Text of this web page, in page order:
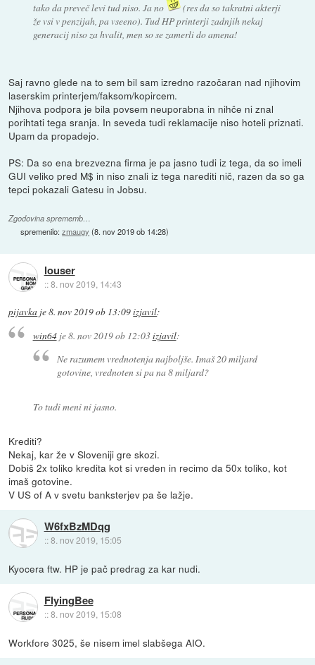
tako da preveč levi tud niso. Ja no
(res da so takratni akterji
že vsi v penzijah, pa vseeno). Tud HP printerji zadnjih nekaj
generacij niso za hvalit, men so se zamerli do amena!
Saj ravno glede na to sem bil sam izredno razočaran nad njihovim
laserskim printerjem/faksom/kopircem.
Njihova podpora je bila povsem neuporabna in nihče ni znal
porihtati tega sranja. In seveda tudi reklamacije niso hoteli priznati.
Upam da propadejo.
PS: Da so ena brezvezna firma je pa jasno tudi iz tega, da so imeli
GUI veliko pred M$ in niso znali iz tega narediti nič, razen da so ga
tepci pokazali Gatesu in Jobsu.
Zgodovina sprememb…
spremenilo:zmaugy (8. nov 2019 ob 14:28)
louser
::8. nov 2019, 14:43
pijavka je8. nov 2019 ob 13:09izjavil:
win64je8. nov 2019 ob 12:03izjavil:
Ne razumem vrednotenja najboljše. Imaš 20 miljard
gotovine, vrednoten si pa na 8 miljard?
To tudi meni ni jasno.
Krediti?
Nekaj, kar že v Sloveniji gre skozi.
Dobiš 2x toliko kredita kot si vreden in recimo da 50x toliko, kot
imaš gotovine.
V US of A v svetu banksterjev pa še lažje.
W6fxBzMDqg
::8. nov 2019, 15:05
Kyocera ftw. HP je pač predrag za kar nudi.
FlyingBee
::8. nov 2019, 15:08
Workfore 3025, še nisem imel slabšega AIO.